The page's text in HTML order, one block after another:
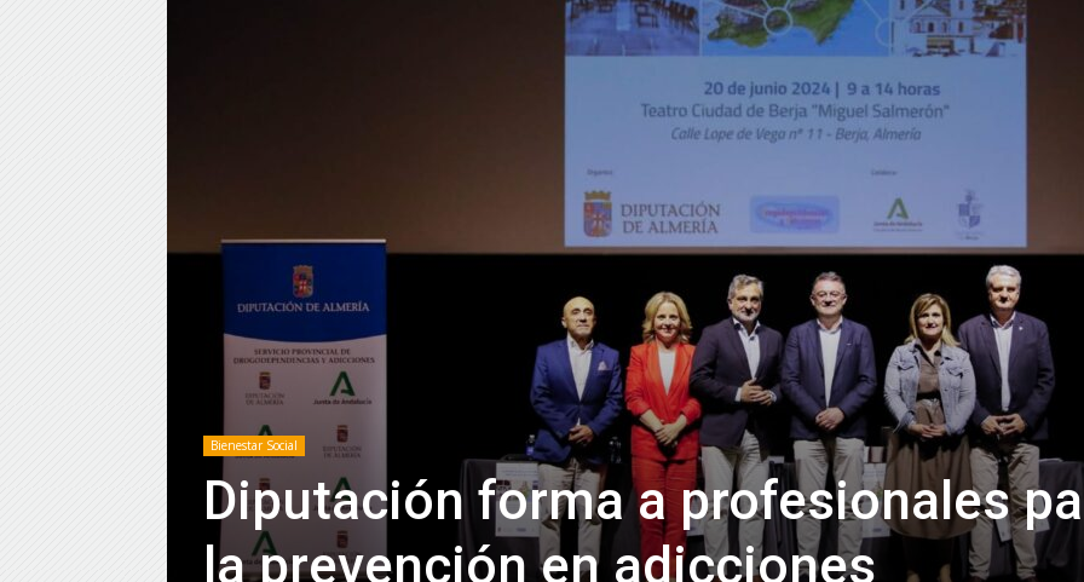
de
Almería
Bienestar Social
Diputación forma a profesionales
la prevención en adicciones